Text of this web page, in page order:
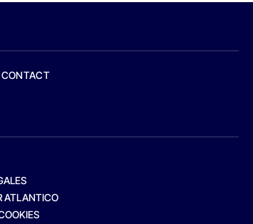
CONTACT
ATLANTICO